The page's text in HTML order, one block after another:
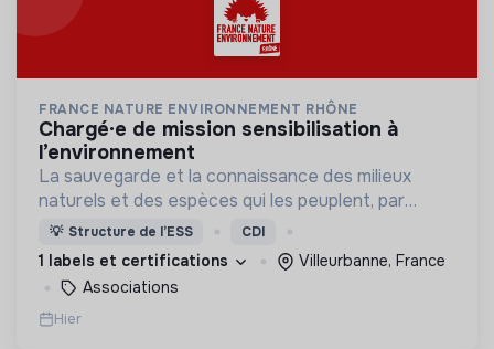
FRANCE NATURE ENVIRONNEMENT RHÔNE
chargé·e de mission sensibilisation à
l’environnement
La sauvegarde et la connaissance des milieux
naturels et des espèces qui les peuplent, par
l’expertise naturaliste ainsi que par la transmission
à tous publics et l’éducation des générations
futures.
💡 Structure de l’ESS CDI
1 labels et certifications
Villeurbanne, France
Associations
Hier